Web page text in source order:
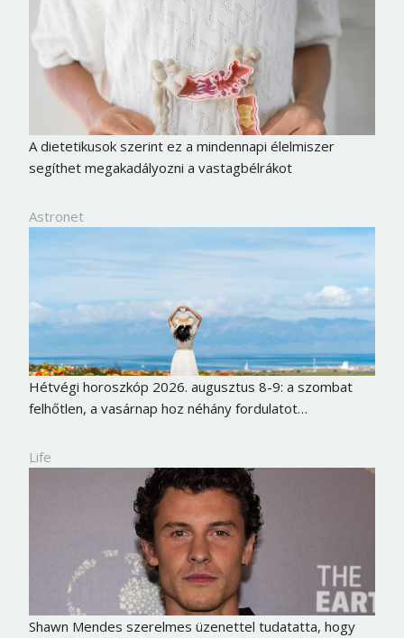
A dietetikusok szerint ez a mindennapi élelmiszer
segíthet megakadályozni a vastagbélrákot
Astronet
Hétvégi horoszkóp 2026. augusztus 8-9: a szombat
felhőtlen, a vasárnap hoz néhány fordulatot…
Life
Shawn Mendes szerelmes üzenettel tudatatta, hogy